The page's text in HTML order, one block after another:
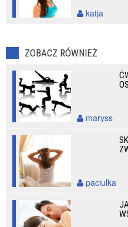
katja
ZOBACZ RÓWNIEŻ
maryss
paciulka